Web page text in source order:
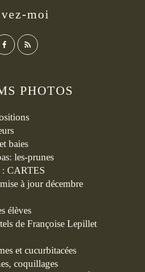
PHOTOS
baies
les-prunes
CARTES
à jour décembre
élèves
de Françoise Lepillet
et cucurbitacées
coquillages
moi